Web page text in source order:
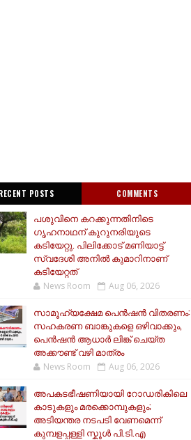
POSTS COMMENTS
പശുവിനെ കറക്കുന്നതിനിടെ
ഗൃഹനാഥന് കുറുനരിയുടെ
കടിയേറ്റു. പിലിക്കോട് മണിയാട്ട്
സ്വദേശി അനിൽ കുമാറിനാണ്
കടിയേറ്റത്
News Room Aug 06, 2026
സാമൂ​ഹ്യക്ഷേമ പെൻഷൻ വിതരണം:
സഹകരണ ബാങ്കുകളെ ഒഴിവാക്കും,
പെൻഷൻ ആധാർ‌ ലിങ്ക് ചെയ്ത
അക്കൗണ്ട് വഴി മാത്രം
News Room Aug 06, 2026
അപകടഭീഷണിയായി റോഡരികിലെ
കാടുകളും മരക്കൊമ്പുകളും;
അടിയന്തര നടപടി വേണമെന്ന്
കുമ്പളപ്പള്ളി സ്കൂൾ പി.ടി.എ